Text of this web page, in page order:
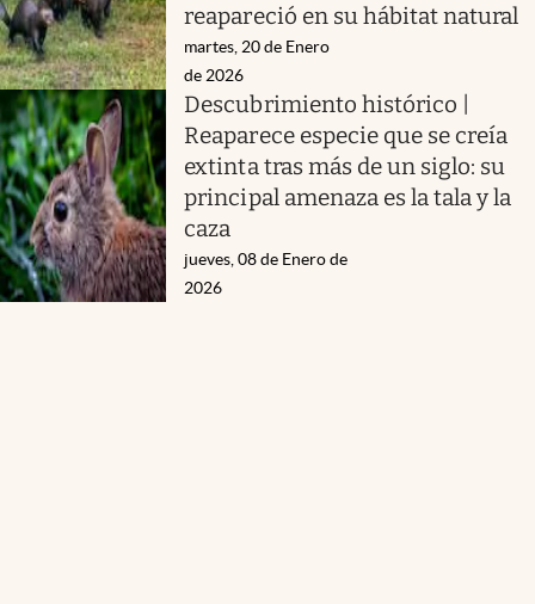
reapareció en su hábitat natural
martes, 20 de Enero
de 2026
Descubrimiento histórico |
Reaparece especie que se creía
extinta tras más de un siglo: su
principal amenaza es la tala y la
caza
jueves, 08 de Enero de
2026